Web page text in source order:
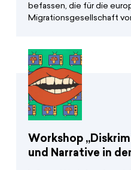
befassen, die für die
Migrationsgesellschaft
Workshop
und Narrative in